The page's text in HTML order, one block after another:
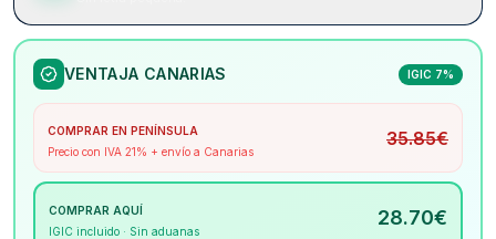
VENTAJA CANARIAS IGIC 7%
COMPRAR EN PENÍNSULA
Precio con IVA 21% + envío a Canarias
35.85€
COMPRAR AQUÍ
IGIC incluido · Sin aduanas
28.70€